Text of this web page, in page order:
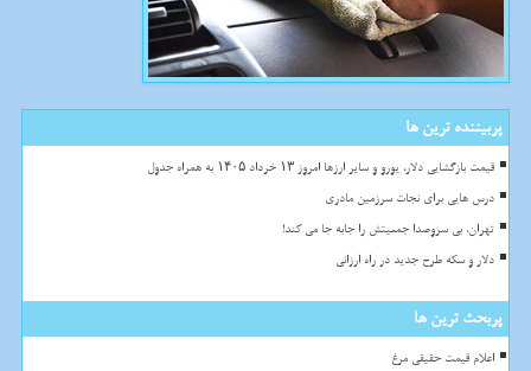
پربیننده ترین ها
قیمت بازگشایی دلار، یورو و سایر ارزها امروز ۱۳ خرداد ۱۴۰۵ به همراه جدول
درس هایی برای نجات سرزمین مادری
تهران، بی سروصدا جمعیتش را جابه جا می کند!
دلار و سکه طرح جدید در راه ارزانی
پربحث ترین ها
اعلام قیمت حقیقی مرغ